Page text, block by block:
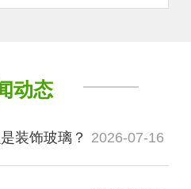
动态
装饰玻璃？ 2026-07-16